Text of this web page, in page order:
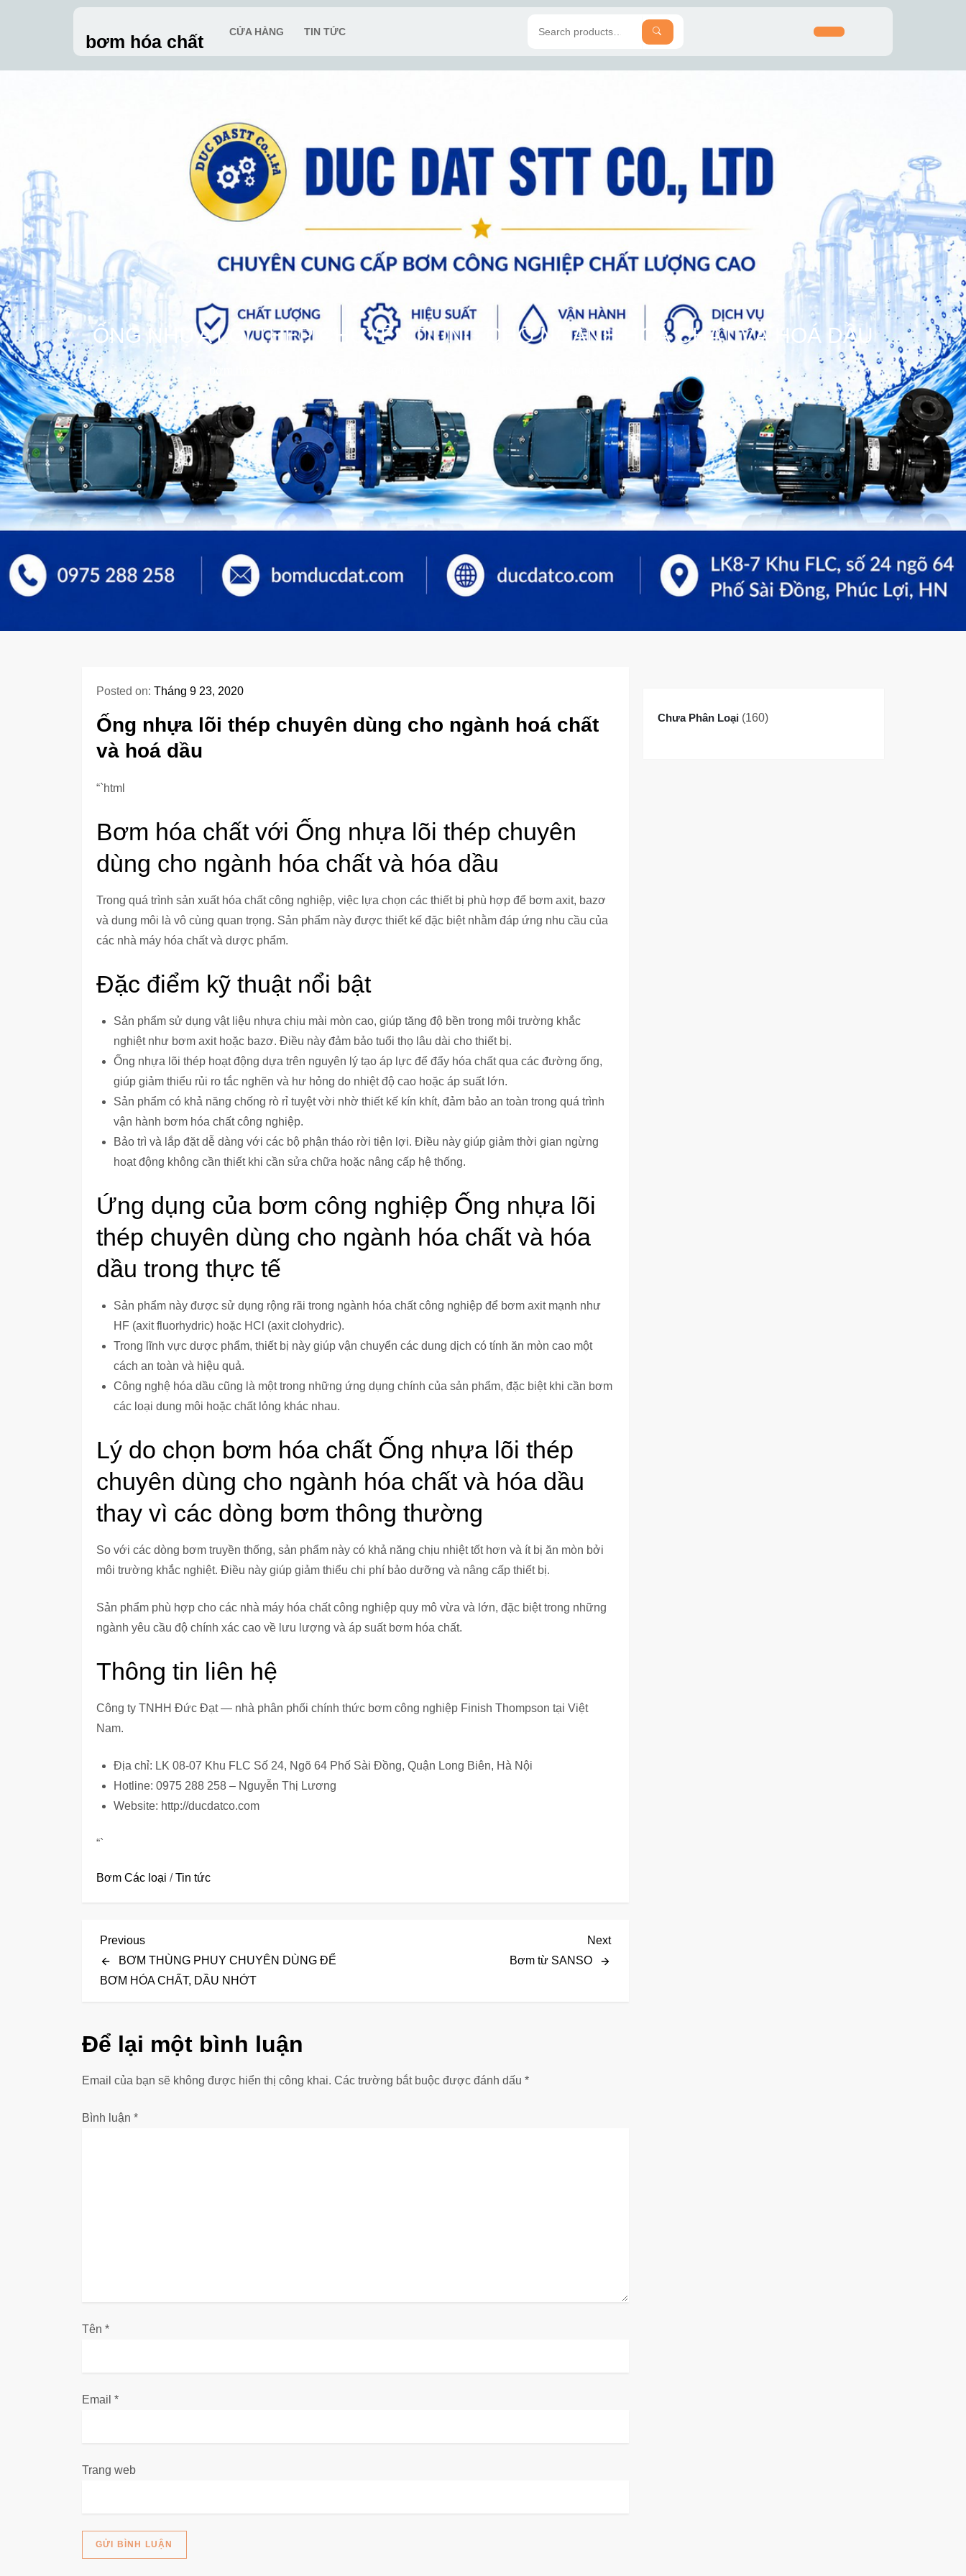
bơm hóa chất CỬA HÀNG TIN TỨC SEARCH
ỐNG NHỰA LÕI THÉP CHUYÊN DÙNG CHO NGÀNH HOÁ CHẤT VÀ HOÁ DẦU
bơm hóa chất
Posted on: Tháng 9 23, 2020
Ống nhựa lõi thép chuyên dùng cho ngành hoá chất
và hoá dầu
“`html
Bơm hóa chất với Ống nhựa lõi thép chuyên
dùng cho ngành hóa chất và hóa dầu
Trong quá trình sản xuất hóa chất công nghiệp, việc lựa chọn các thiết bị phù hợp để bơm axit, bazơ
và dung môi là vô cùng quan trọng. Sản phẩm này được thiết kế đặc biệt nhằm đáp ứng nhu cầu của
các nhà máy hóa chất và dược phẩm.
Đặc điểm kỹ thuật nổi bật
Sản phẩm sử dụng vật liệu nhựa chịu mài mòn cao, giúp tăng độ bền trong môi trường khắc
nghiệt như bơm axit hoặc bazơ. Điều này đảm bảo tuổi thọ lâu dài cho thiết bị.
Ống nhựa lõi thép hoạt động dựa trên nguyên lý tạo áp lực để đẩy hóa chất qua các đường ống,
giúp giảm thiểu rủi ro tắc nghẽn và hư hỏng do nhiệt độ cao hoặc áp suất lớn.
Sản phẩm có khả năng chống rò rỉ tuyệt vời nhờ thiết kế kín khít, đảm bảo an toàn trong quá trình
vận hành bơm hóa chất công nghiệp.
Bảo trì và lắp đặt dễ dàng với các bộ phận tháo rời tiện lợi. Điều này giúp giảm thời gian ngừng
hoạt động không cần thiết khi cần sửa chữa hoặc nâng cấp hệ thống.
Ứng dụng của bơm công nghiệp Ống nhựa lõi
thép chuyên dùng cho ngành hóa chất và hóa
dầu trong thực tế
Sản phẩm này được sử dụng rộng rãi trong ngành hóa chất công nghiệp để bơm axit mạnh như
HF (axit fluorhydric) hoặc HCl (axit clohydric).
Trong lĩnh vực dược phẩm, thiết bị này giúp vận chuyển các dung dịch có tính ăn mòn cao một
cách an toàn và hiệu quả.
Công nghệ hóa dầu cũng là một trong những ứng dụng chính của sản phẩm, đặc biệt khi cần bơm
các loại dung môi hoặc chất lỏng khác nhau.
Lý do chọn bơm hóa chất Ống nhựa lõi thép
chuyên dùng cho ngành hóa chất và hóa dầu
thay vì các dòng bơm thông thường
So với các dòng bơm truyền thống, sản phẩm này có khả năng chịu nhiệt tốt hơn và ít bị ăn mòn bởi
môi trường khắc nghiệt. Điều này giúp giảm thiểu chi phí bảo dưỡng và nâng cấp thiết bị.
Sản phẩm phù hợp cho các nhà máy hóa chất công nghiệp quy mô vừa và lớn, đặc biệt trong những
ngành yêu cầu độ chính xác cao về lưu lượng và áp suất bơm hóa chất.
Thông tin liên hệ
Công ty TNHH Đức Đạt — nhà phân phối chính thức bơm công nghiệp Finish Thompson tại Việt
Nam.
Địa chỉ: LK 08-07 Khu FLC Số 24, Ngõ 64 Phố Sài Đồng, Quận Long Biên, Hà Nội
Hotline: 0975 288 258 – Nguyễn Thị Lương
Website: http://ducdatco.com
“`
Bơm Các loại /Tin tức
Đ
i
u
h
v
ế
Previous
Post
Previous
BƠM THÙNG PHUY CHUYÊN DÙNG ĐỂ
BƠM HÓA CHẤT, DẦU NHỚT
Next
Next
Bơm từ SANSO
Để lại một bình luận
Email của bạn sẽ không được hiển thị công khai. Các trường bắt buộc được đánh dấu *
Bình luận *
Tên *
Email *
Trang web
Chưa Phân Loại 160160